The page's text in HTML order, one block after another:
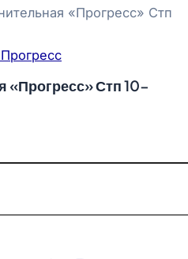
«Прогресс» Стп
«Прогресс» Стп 10-